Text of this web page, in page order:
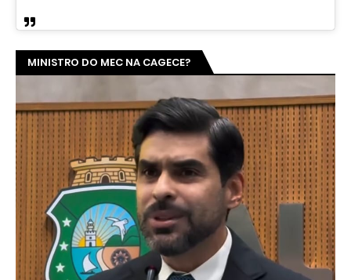
MINISTRO DO MEC NA CAGECE?